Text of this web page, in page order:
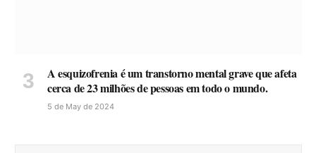
A esquizofrenia é um transtorno mental grave que afeta
cerca de 23 milhões de pessoas em todo o mundo.
5 de May de 2024